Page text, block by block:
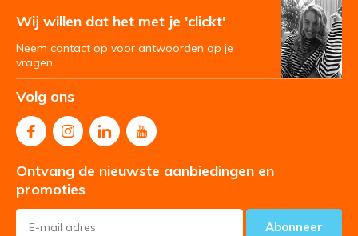
Wij willen dat het met je 'clickt'
Neem contact op voor antwoorden op je
vragen
Volg ons
Ontvang de nieuwste aanbiedingen en
promoties
Abonneer